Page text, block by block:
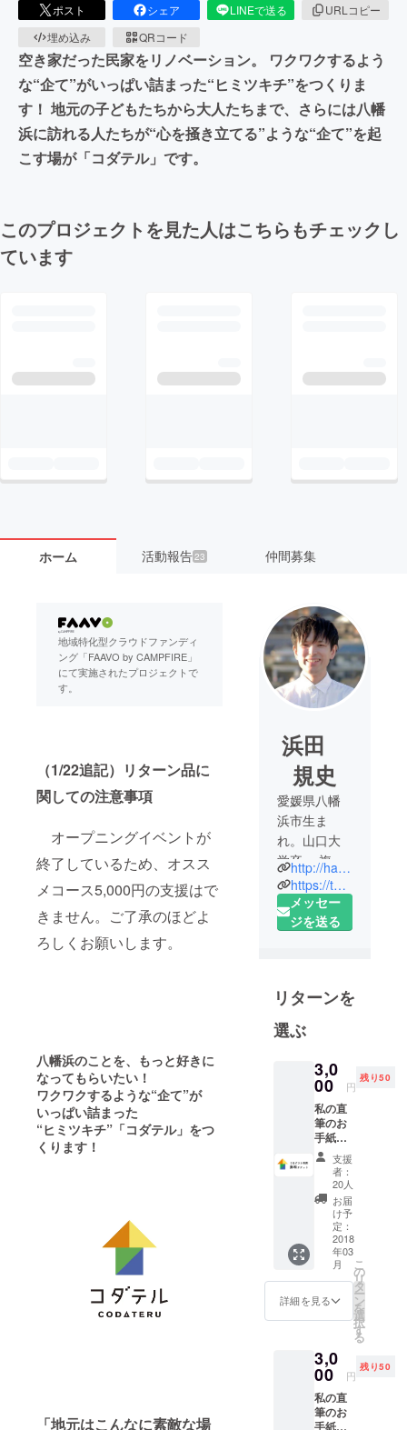
ポスト シェア LINEで送る
URLコピー
埋め込み
QRコード
空き家だった民家をリノベーション。 ワクワクするよう
な“企て”がいっぱい詰まった“ヒミツキチ”をつくりま
す！ 地元の子どもたちから大人たちまで、さらには八幡
浜に訪れる人たちが“心を掻き立てる”ような“企て”を起
こす場が「コダテル」です。
このプロジェクトを見た人はこちらもチェックし
ています
ホーム 活動報告 23 仲間募集
地域特化型クラウドファンディ
ング「FAAVO by CAMPFIRE」
にて実施されたプロジェクトで
す。
（1/22追記）リターン品に
関しての注意事項
オープニングイベントが
終了しているため、オスス
メコース5,000円の支援はで
きません。ご了承のほどよ
ろしくお願いします。
八幡浜のことを、もっと好きに
なってもらいたい！
ワクワクするような“企て”が
いっぱい詰まった
“ヒミツキチ”「コダテル」 をつ
くります！
「地元はこんなに素敵な場
浜田
規史
愛媛県八幡
浜市生ま
れ。山口大
学卒。 複数
の仕事（事
業）をこな
す、パラレ
ガー。人と
まちの“魅え
る化”が得意
で、主に地
域活性・Ｎ
ＰＯの中間
支援をやっ
ています。
高校時代に
お店を開店
したことで
地元が大好
きになりま
した。 オ
フィシャル
ブログ運
営、 「ＮＰ
浜元気プロ
ジェクト」
の代表、Ｗ
ＥＢマガジ
http://hamanatran.com
https://twitter.com/nokkun1230
メッセー
ジを送る
リターンを
選ぶ
3,0
00 円
残り50
私の直
筆のお
手紙を
お送り
しま
す。 コ
ダテル
をゲス
トとし
て１日
（10:00
23:00）
利用で
きる無
料チ
をお送
りしま
す。
支援
者：
20人
お届
け予
定：
2018
年03
月
詳細を見る
こ
の
リ
タ
ー
ン
を
選
択
す
る
3,0
00 円
残り50
私の直
筆のお
手紙を